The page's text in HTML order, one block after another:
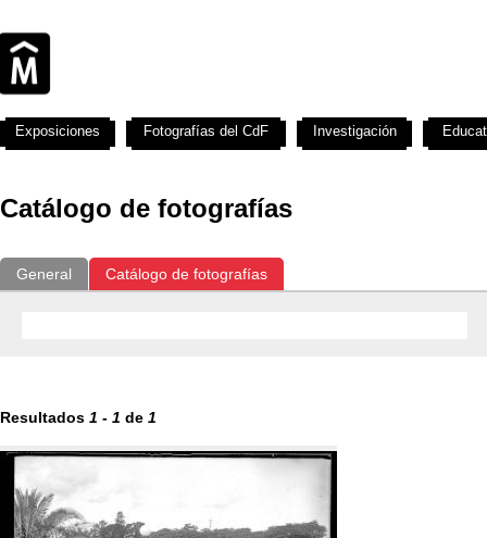
Catálogo de fotografías
General Catálogo de fotografías
Resultados 1 - 1 de 1
Exposiciones Fotografías del CdF Investigación